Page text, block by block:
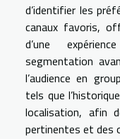
d’identifier les
canaux favoris,
d’une
segmentation
l’audience en
tels que
localisation, afin
pertinentes et des